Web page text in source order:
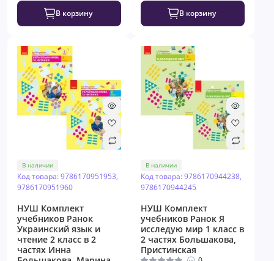
В корзину В корзину
В наличии
Код товара: 9786170951953,
9786170951960
НУШ Комплект
учебников Ранок
Украинский язык и
чтение 2 класс в 2
частях Инна
В наличии
Код товара: 9786170944238,
9786170944245
НУШ Комплект
учебников Ранок Я
исследую мир 1 класс в
2 частях Большакова,
Пристинская